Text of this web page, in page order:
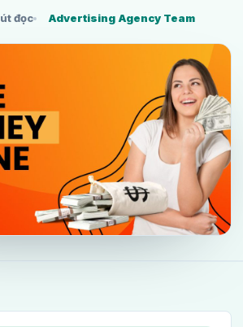
đọc Advertising Agency Team